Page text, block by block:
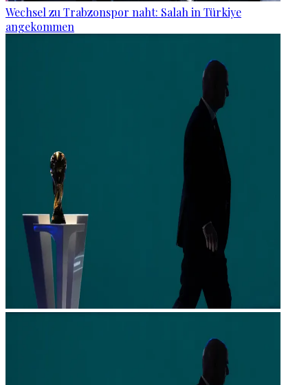
Wechsel zu Trabzonspor naht: Salah in Türkiye
angekommen